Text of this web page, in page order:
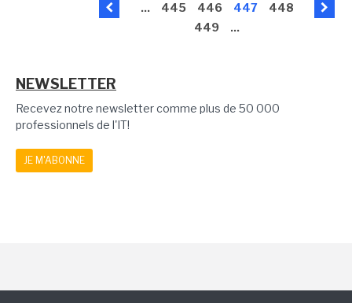
... 445 446 447
448
449
...
NEWSLETTER
Recevez notre newsletter comme plus de 50 000
professionnels de l'IT!
JE M'ABONNE